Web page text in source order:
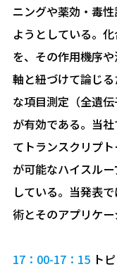
ニングや薬効・毒
ようとしている。
を、その作用機序
軸と紐づけて論じ
な項目測定（全遺伝
が有効である。当
てトランスクリプ
が可能なハイスル
している。当発表
術とそのアプリケー
17：00-17：15トピ